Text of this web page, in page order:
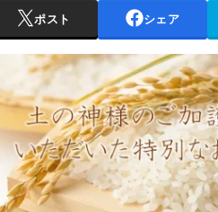
ポスト シェア